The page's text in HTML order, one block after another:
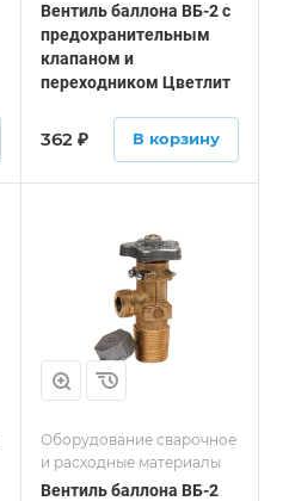
Вентиль баллона ВБ-2 с
предохранительным
клапаном и
переходником Цветлит
362 ₽ В корзину
Оборудование сварочное
и расходные материалы
Вентиль баллона ВБ-2